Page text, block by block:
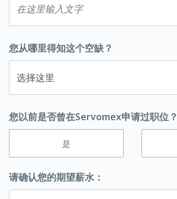
您从哪里得知这个空缺？
您以前是否曾在Servomex申请过职位？
是
请确认您的期望薪水：